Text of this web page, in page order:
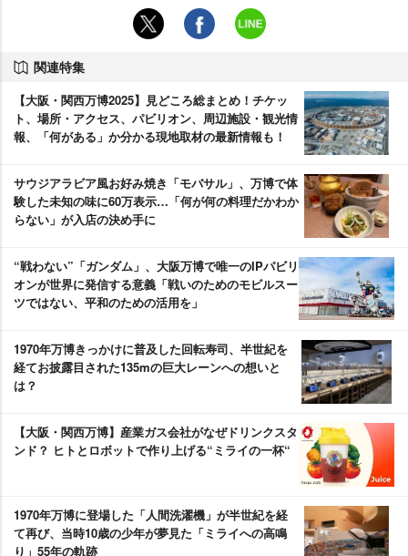
関連特集
【大阪・関西万博2025】見どころ総まとめ！チケッ
ト、場所・アクセス、パビリオン、周辺施設・観光情
報、「何がある」か分かる現地取材の最新情報も！
サウジアラビア風お好み焼き「モバサル」、万博で体
験した未知の味に60万表示…「何が何の料理だかわか
らない」が入店の決め手に
“戦わない”「ガンダム」、大阪万博で唯一のIPパビリ
オンが世界に発信する意義「戦いのためのモビルスー
ツではない、平和のための活用を」
1970年万博きっかけに普及した回転寿司、半世紀を
経てお披露目された135mの巨大レーンへの想いと
は？
【大阪・関西万博】産業ガス会社がなぜドリンクスタ
ンド？ ヒトとロボットで作り上げる“ミライの一杯“
1970年万博に登場した「人間洗濯機」が半世紀を経
て再び、当時10歳の少年が夢見た「ミライへの高鳴
り」55年の軌跡